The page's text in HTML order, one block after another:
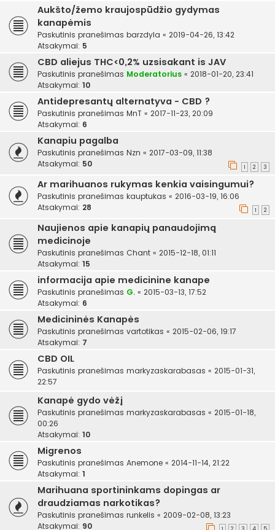
Aukšto/žemo kraujospūdžio gydymas
kanapėmis
Paskutinis pranešimas barzdyla « 2019-04-26, 13:42
Atsakymai: 5
CBD aliejus THC<0,2% uzsisakant is JAV
Paskutinis pranešimas Moderatorius « 2018-01-20, 23:41
Atsakymai: 10
Antidepresantų alternatyva - CBD ?
Paskutinis pranešimas MnT « 2017-11-23, 20:09
Atsakymai: 6
Kanapiu pagalba
Paskutinis pranešimas Nzn « 2017-03-09, 11:38
Atsakymai: 50 1 2 3
Ar marihuanos rukymas kenkia vaisingumui?
Paskutinis pranešimas kauptukas « 2016-03-19, 16:06
Atsakymai: 28 1 2
Naujienos apie kanapių panaudojimą
medicinoje
Paskutinis pranešimas Chant « 2015-12-18, 01:11
Atsakymai: 15
informacija apie medicinine kanape
Paskutinis pranešimas G. « 2015-03-13, 17:52
Atsakymai: 6
Medicininės Kanapės
Paskutinis pranešimas vartotikas « 2015-02-06, 19:17
Atsakymai: 7
CBD OIL
Paskutinis pranešimas markyzaskarabasas « 2015-01-31,
22:57
Kanapė gydo vėžį
Paskutinis pranešimas markyzaskarabasas « 2015-01-18,
00:26
Atsakymai: 10
Migrenos
Paskutinis pranešimas Anemone « 2014-11-14, 21:22
Atsakymai: 1
Marihuana sportininkams dopingas ar
draudziamas narkotikas?
Paskutinis pranešimas runkelis « 2009-02-08, 13:23
Atsakymai: 90